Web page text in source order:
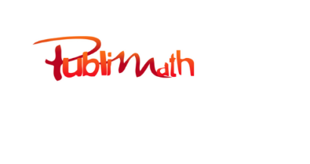
contenuPublimath